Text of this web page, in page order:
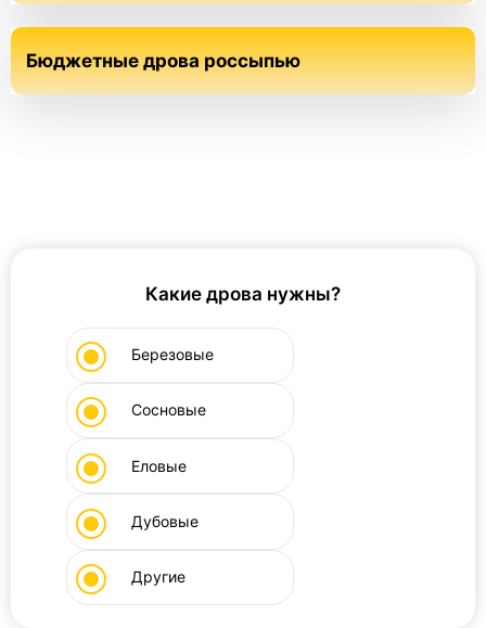
Бюджетные дрова россыпью
Какие дрова нужны?
Березовые
Сосновые
Еловые
Дубовые
Другие